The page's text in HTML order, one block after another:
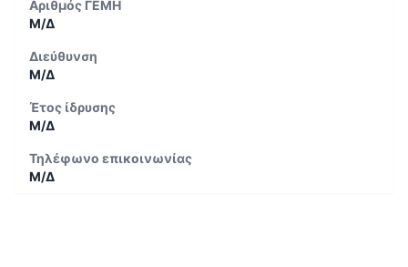
Αριθμός ΓΕΜΗ
Μ/Δ
Διεύθυνση
Μ/Δ
Έτος ίδρυσης
Μ/Δ
Τηλέφωνο επικοινωνίας
Μ/Δ